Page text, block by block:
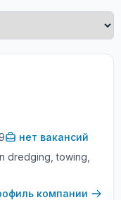
нет вакансий
dredging, towing,
компании